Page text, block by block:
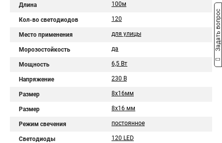
Длина 100м
Кол-во светодиодов 120
Место применения для улицы
Морозостойкость да
Мощность 6,5 Вт
Напряжение 230 В
Размер 8х16мм
Размер 8х16 мм
Режим свечения постоянное
Светодиоды 120 LED
Задать вопрос